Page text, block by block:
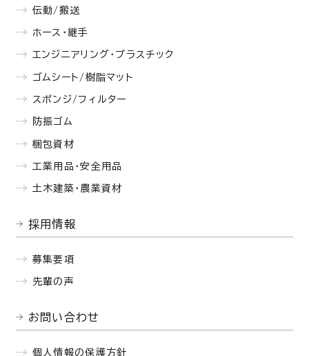
伝動/搬送
ホース・継手
エンジニアリング・プラスチック
ゴムシート/樹脂マット
スポンジ/フィルター
防振ゴム
梱包資材
工業用品・安全用品
土木建築・農業資材
採用情報
募集要項
先輩の声
お問い合わせ
個人情報の保護方針